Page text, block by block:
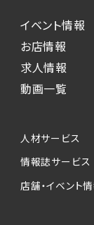
イベント情報
お店情報
求人情報
動画一覧
人材サービス
情報誌サービス
店舗・イベント